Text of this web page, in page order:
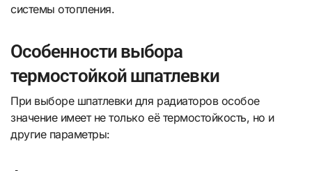
системы отопления.
Особенности выбора
термостойкой шпатлевки
При выборе шпатлевки для радиаторов особое
значение имеет не только её термостойкость, но и
другие параметры: